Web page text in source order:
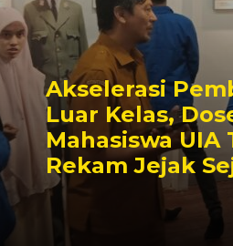
Akselerasi
Luar Kelas,
Mahasiswa UIA
Rekam Jejak